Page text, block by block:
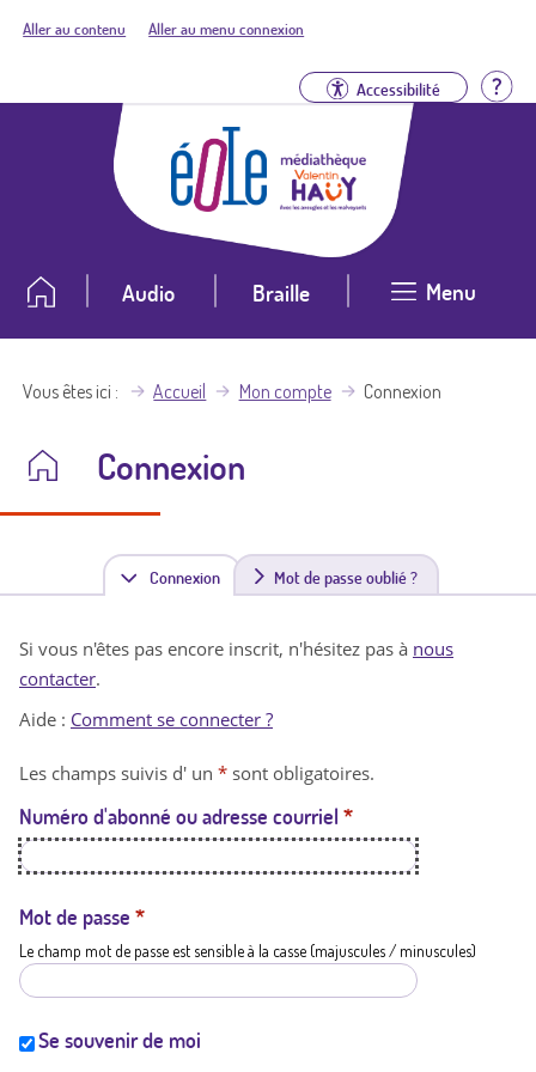
Aller au contenu Aller au menu connexion
Accessibilité
Audio Braille Menu
Vous êtes ici Accueil Mon compte Connexion
Connexion
Connexion(
n
t
a
t
i
Mot de passe oublié ?
Si vous n'êtes pas encore inscrit, n'hésitez pas à nous
contacter.
Aide : Comment se connecter ?
Les champs suivis d' un * sont obligatoires.
Numéro d'abonné ou adresse courriel *
Mot de passe *
Le champ mot de passe est sensible à la casse (majuscules / minuscules)
Se souvenir de moi